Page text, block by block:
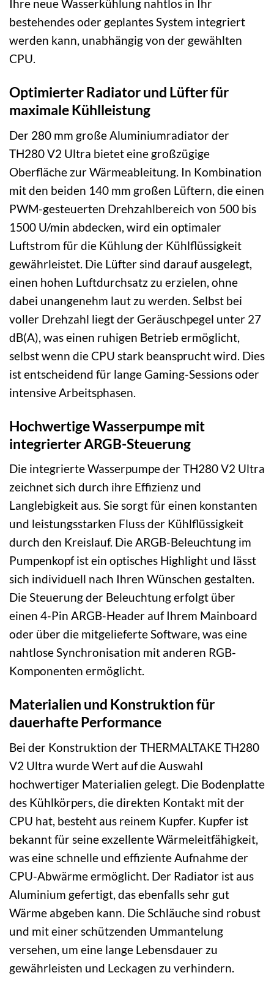
Ihre neue Wasserkühlung nahtlos in Ihr
bestehendes oder geplantes System integriert
werden kann, unabhängig von der gewählten
CPU.
Optimierter Radiator und Lüfter für
maximale Kühlleistung
Der 280 mm große Aluminiumradiator der
TH280 V2 Ultra bietet eine großzügige
Oberfläche zur Wärmeableitung. In Kombination
mit den beiden 140 mm großen Lüftern, die einen
PWM-gesteuerten Drehzahlbereich von 500 bis
1500 U/min abdecken, wird ein optimaler
Luftstrom für die Kühlung der Kühlflüssigkeit
gewährleistet. Die Lüfter sind darauf ausgelegt,
einen hohen Luftdurchsatz zu erzielen, ohne
dabei unangenehm laut zu werden. Selbst bei
voller Drehzahl liegt der Geräuschpegel unter 27
dB(A), was einen ruhigen Betrieb ermöglicht,
selbst wenn die CPU stark beansprucht wird. Dies
ist entscheidend für lange Gaming-Sessions oder
intensive Arbeitsphasen.
Hochwertige Wasserpumpe mit
integrierter ARGB-Steuerung
Die integrierte Wasserpumpe der TH280 V2 Ultra
zeichnet sich durch ihre Effizienz und
Langlebigkeit aus. Sie sorgt für einen konstanten
und leistungsstarken Fluss der Kühlflüssigkeit
durch den Kreislauf. Die ARGB-Beleuchtung im
Pumpenkopf ist ein optisches Highlight und lässt
sich individuell nach Ihren Wünschen gestalten.
Die Steuerung der Beleuchtung erfolgt über
einen 4-Pin ARGB-Header auf Ihrem Mainboard
oder über die mitgelieferte Software, was eine
nahtlose Synchronisation mit anderen RGB-
Komponenten ermöglicht.
Materialien und Konstruktion für
dauerhafte Performance
Bei der Konstruktion der THERMALTAKE TH280
V2 Ultra wurde Wert auf die Auswahl
hochwertiger Materialien gelegt. Die Bodenplatte
des Kühlkörpers, die direkten Kontakt mit der
CPU hat, besteht aus reinem Kupfer. Kupfer ist
bekannt für seine exzellente Wärmeleitfähigkeit,
was eine schnelle und effiziente Aufnahme der
CPU-Abwärme ermöglicht. Der Radiator ist aus
Aluminium gefertigt, das ebenfalls sehr gut
Wärme abgeben kann. Die Schläuche sind robust
und mit einer schützenden Ummantelung
versehen, um eine lange Lebensdauer zu
gewährleisten und Leckagen zu verhindern.